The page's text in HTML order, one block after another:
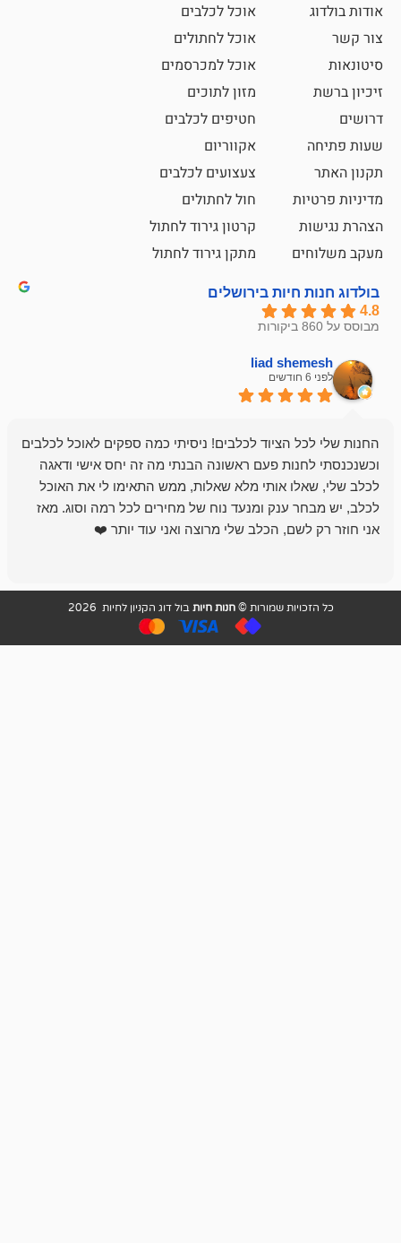
אוכל לכלבים
אוכל לחתולים
אוכל למכרסמים
מזון לתוכים
חטיפים לכלבים
אקווריום
צעצועים לכלבים
חול לחתולים
קרטון גירוד לחתול
מתקן גירוד לחתול
בירושלים
liad
הציוד לכלבים! ניסיתי כמה ספקים לאוכל לכלבים
פעם ראשונה הבנתי מה זה יחס אישי ודאגה
אותי מלא שאלות, ממש התאימו לי את האוכל
ענק ומנעד נוח של מחירים לכל רמה וסוג. מאז
הכלב שלי מרוצה ואני עוד יותר ❤️
חנות
רון הבעלים -
לקנות תמיד
חנות חיותבול דוג הקניון לחיות 2026